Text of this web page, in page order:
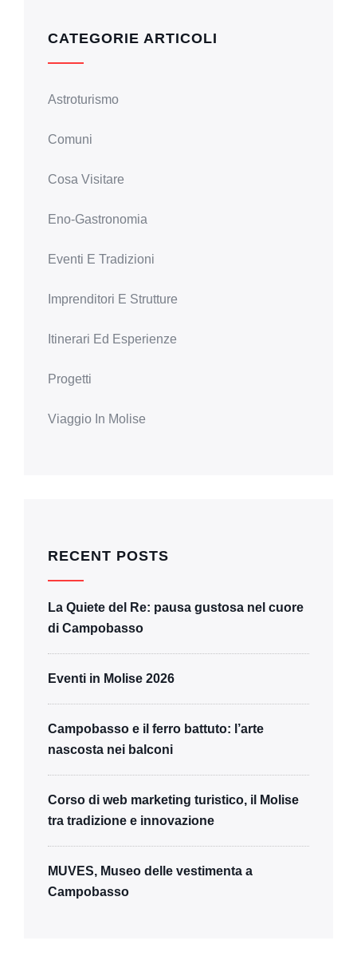
CATEGORIE ARTICOLI
Astroturismo
Comuni
Cosa Visitare
Eno-Gastronomia
Eventi E Tradizioni
Imprenditori E Strutture
Itinerari Ed Esperienze
Progetti
Viaggio In Molise
RECENT POSTS
La Quiete del Re: pausa gustosa nel cuore
di Campobasso
Eventi in Molise 2026
Campobasso e il ferro battuto: l’arte
nascosta nei balconi
Corso di web marketing turistico, il Molise
tra tradizione e innovazione
MUVES, Museo delle vestimenta a
Campobasso